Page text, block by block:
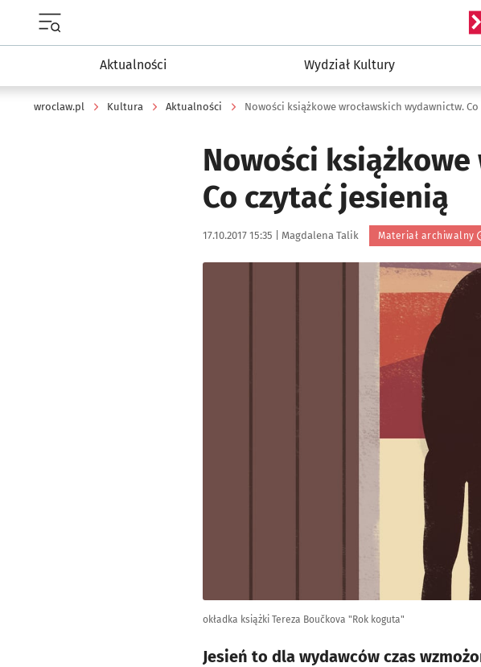
Aktualności Wydział Kultury
wroclaw.pl Kultura Aktualności Nowości książkowe wrocławskich wydawnictw.
Nowości
Co czytać jesienią
Data publikacji:
17.10.2017 15:35 | Autor:
Magdalena Talik Materiał archiwalny
okładka książki Tereza Boučkova "Rok koguta"
Jesień to dla wydawców czas